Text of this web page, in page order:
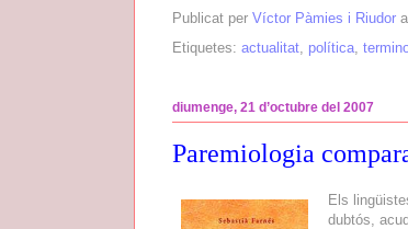
Publicat per Víctor Pàmies i Riudor a
Etiquetes: actualitat política
diumenge, 21 d’octubre del 2007
Paremiologia
Els
dubtós,